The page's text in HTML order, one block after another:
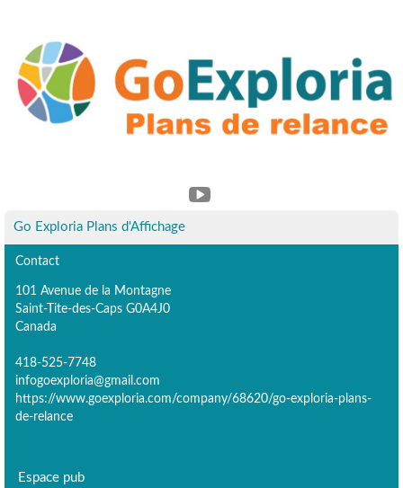
Go Exploria Plans d'Affichage
Contact
101 Avenue de la Montagne
Saint-Tite-des-Caps G0A4J0
Canada
418-525-7748
infogoexploria@gmail.com
https://www.goexploria.com/company/68620/go-exploria-plans-
de-relance
Espace pub